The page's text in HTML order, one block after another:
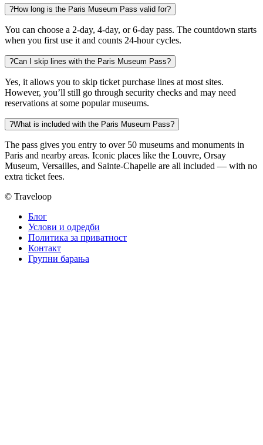
?How long is the Paris Museum Pass valid for?
You can choose a 2-day, 4-day, or 6-day pass. The countdown starts
when you first use it and counts 24-hour cycles.
?Can I skip lines with the Paris Museum Pass?
Yes, it allows you to skip ticket purchase lines at most sites.
However, you’ll still go through security checks and may need
reservations at some popular museums.
?What is included with the Paris Museum Pass?
The pass gives you entry to over 50 museums and monuments in
Paris and nearby areas. Iconic places like the Louvre, Orsay
Museum, Versailles, and Sainte-Chapelle are all included — with no
extra ticket fees.
© Traveloop
Блог
Услови и одредби
Политика за приватност
Контакт
Групни барања